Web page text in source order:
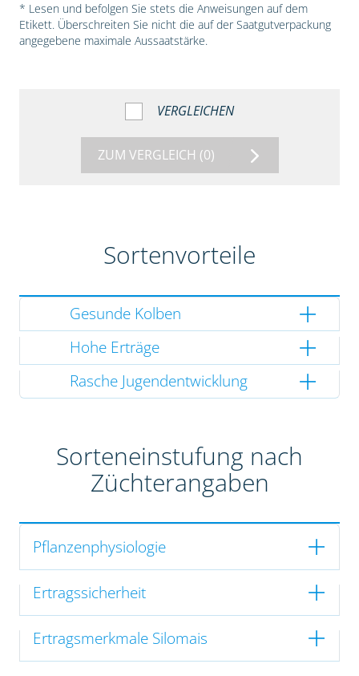
* Lesen und befolgen Sie stets die Anweisungen auf dem
Etikett. Überschreiten Sie nicht die auf der Saatgutverpackung
angegebene maximale Aussaatstärke.
VERGLEICHEN
ZUM VERGLEICH (0)
Sortenvorteile
Gesunde Kolben
Hohe Erträge
Rasche Jugendentwicklung
Sorteneinstufung nach
Züchterangaben
Pflanzenphysiologie
Ertragssicherheit
Ertragsmerkmale Silomais